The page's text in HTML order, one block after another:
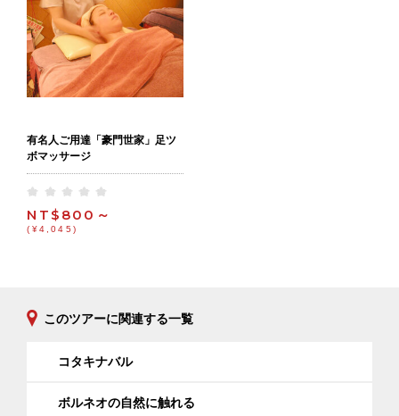
有名人ご用達「豪門世家」足ツ
ボマッサージ
NT$800～
(¥4,045)
このツアーに関連する一覧
コタキナバル
ボルネオの自然に触れる